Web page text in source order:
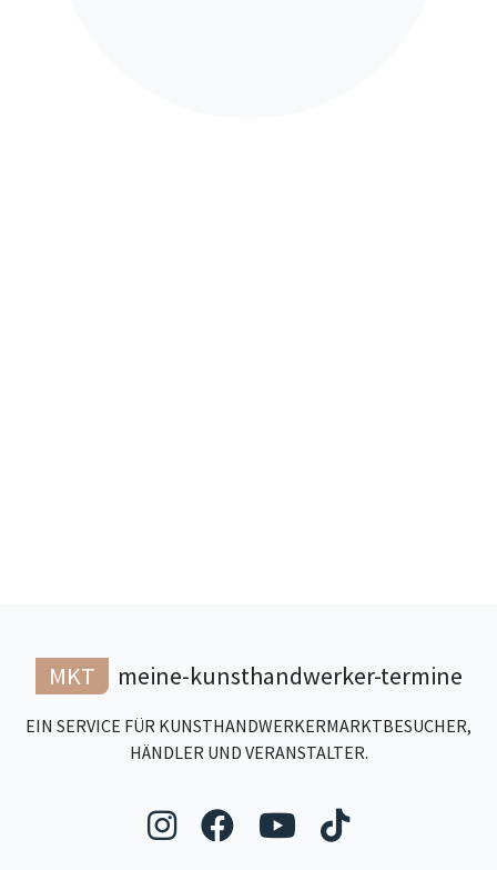
MKT meine-kunsthandwerker-termine
EIN SERVICE FÜR KUNSTHANDWERKERMARKTBESUCHER,
HÄNDLER UND VERANSTALTER.
Folgen Sie uns auf
Folgen Sie uns auf
Folgen Sie
Folgen